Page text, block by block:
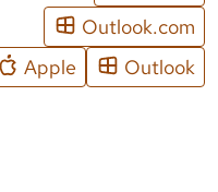
Outlook.com
Apple
Outlook